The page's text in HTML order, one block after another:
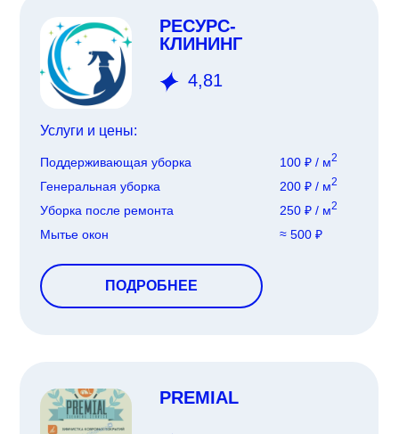
Услуги и цены:
Поддерживающая уборка
Генеральная уборка
Уборка после ремонта
Мытье окон
100 ₽ / м2
200 ₽ / м2
250 ₽ / м2
≈ 500 ₽
РЕСУРС-
КЛИНИНГ
4,81
ПОДРОБНЕЕ
PREMIAL